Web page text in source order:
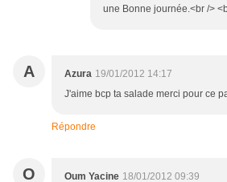
une Bonne journée.<br />
A Azura 19/01/2012 14:17
J'aime bcp ta salade merci pour ce
Répondre
O Oum Yacine 18/01/2012 09:39